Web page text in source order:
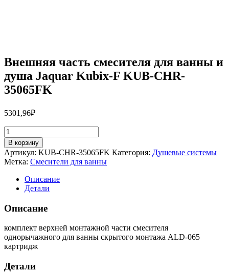
Внешняя часть смесителя для ванны и
душа Jaquar Kubix-F KUB-CHR-
35065FK
5301,96₽
Количество
товара
Внешняя
часть
смесителя
ванны
душа
Jaquar
F
KUB-
CHR-
В корзину
Артикул: KUB-CHR-35065FK Категория: Душевые системы
Метка: Смесители для ванны
Описание
Детали
Описание
комплект верхней монтажной части смесителя
однорычажного для ванны скрытого монтажа ALD-065
картридж
Детали